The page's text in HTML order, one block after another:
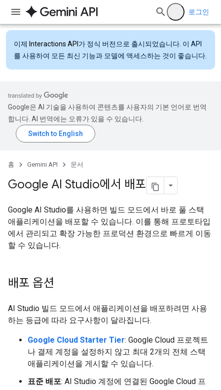
로그인
이제 Interactions API 가 정식 버전으로 출시되었습니다. 이 API
를 사용하여 모든 최신 기능과 모델에 액세스하는 것이 좋습니다.
Google은 AI 기술을 사용하여 콘텐츠를 사용자의 기본 언어로 번역
합니다. AI 번역에는 오류가 있을 수 있습니다.
홈 Gemini API 문서
Google AI Studio에서 배포
Google AI Studio를 사용하면 빌드 모드에서 바로 풀 스택
애플리케이션을 배포할 수 있습니다. 이를 통해 프로토타입
에서 관리되고 확장 가능한 프로덕션 환경으로 빠르게 이동
할 수 있습니다.
배포 옵션
AI Studio 빌드 모드에서 애플리케이션을 배포하려면 사용
하는 등급에 따라 요구사항이 달라집니다.
Google Cloud Starter Tier: Google Cloud 프로젝트
나 결제 계정을 설정하지 않고 최대 2개의 전체 스택
애플리케이션을 게시할 수 있습니다.
표준 배포: AI Studio 계정에 연결된 Google Cloud 프